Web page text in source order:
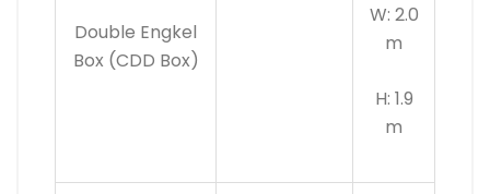
Double Engkel
Box (CDD Box)
W: 2.0
m
H: 1.9
m